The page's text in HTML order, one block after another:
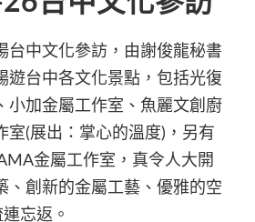
台中文化參訪，由謝俊龍秘書
遊台中各文化景點，包括光復
小加金屬工作室、魚麗文創廚
室(展出：掌心的溫度)，另有
金屬工作室，真令人大開
、創新的金屬工藝、優雅的空
忘返。